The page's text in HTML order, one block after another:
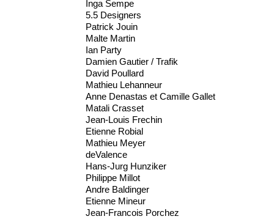
Inga Sempe
5.5 Designers
Patrick Jouin
Malte Martin
Ian Party
Damien Gautier / Trafik
David Poullard
Mathieu Lehanneur
Anne Denastas et Camille Gallet
Matali Crasset
Jean-Louis Frechin
Etienne Robial
Mathieu Meyer
deValence
Hans-Jurg Hunziker
Philippe Millot
Andre Baldinger
Etienne Mineur
Jean-Francois Porchez